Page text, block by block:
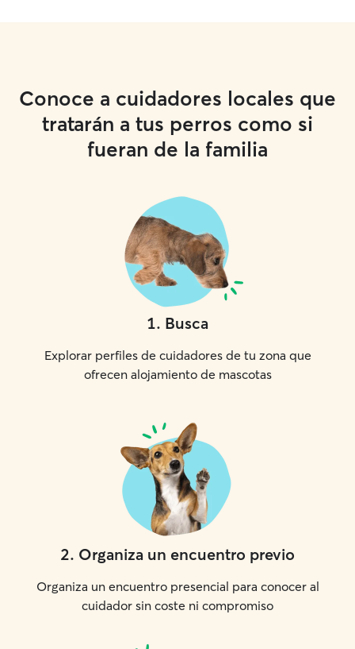
Conoce a cuidadores locales que
tratarán a tus perros como si
fueran de la familia
1. Busca
Explorar perfiles de cuidadores de tu zona que
ofrecen alojamiento de mascotas
2. Organiza un encuentro previo
Organiza un encuentro presencial para conocer al
cuidador sin coste ni compromiso